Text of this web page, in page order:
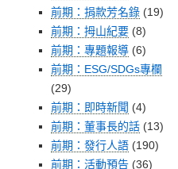
前期：捐款芳名錄 (19)
前期：拇山紀要 (8)
前期：專題報導 (6)
前期：ESG/SDGs專欄
(29)
前期：即時新聞 (4)
前期：董事長的話 (13)
前期：發行人語 (190)
前期：活動預告 (36)